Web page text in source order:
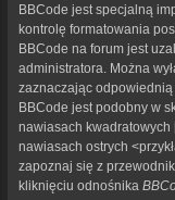
BBCode jest specjalną
kontrolę formatowania
BBCode na forum jest
administratora. Można
zaznaczając
BBCode jest podobny w
nawiasach kwadratowych
nawiasach ostrych
zapoznaj się z
kliknięciu odnośnika